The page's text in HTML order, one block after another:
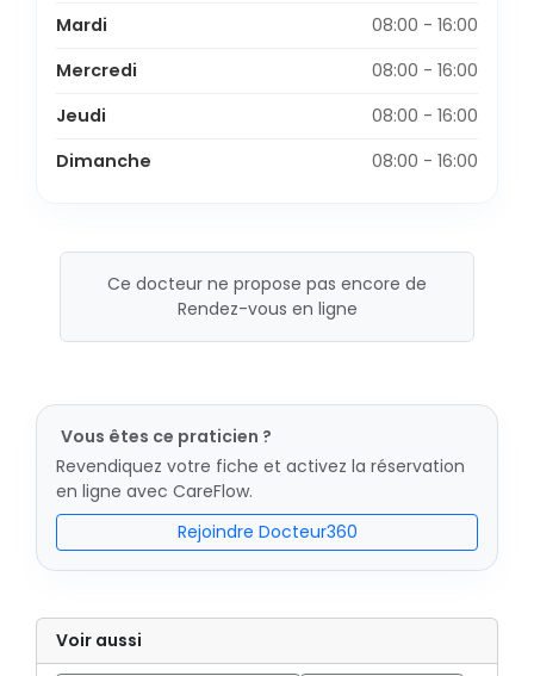
Mardi
08:00 - 16:00
Mercredi
08:00 - 16:00
Jeudi
08:00 - 16:00
Dimanche
08:00 - 16:00
Ce docteur ne propose pas encore de
Rendez-vous en ligne
Vous êtes ce praticien ?
Revendiquez votre fiche et activez la réservation
en ligne avec CareFlow.
Rejoindre Docteur360
Voir aussi